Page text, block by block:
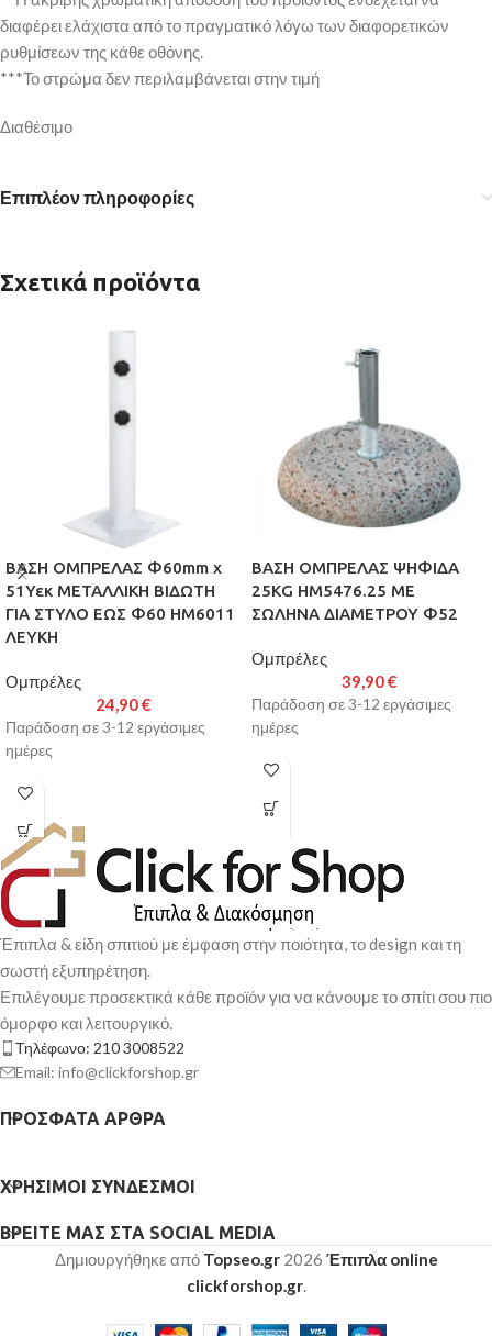
διαφέρει ελάχιστα από το πραγματικό λόγω των διαφορετικών
ρυθμίσεων της κάθε οθόνης.
***Το στρώμα δεν περιλαμβάνεται στην τιμή
Διαθέσιμο
Επιπλέον πληροφορίες
Σχετικά προϊόντα
ΒΑΣΗ ΟΜΠΡΕΛΑΣ Φ60mm x
51Υεκ ΜΕΤΑΛΛΙΚΗ ΒΙΔΩΤΗ
ΓΙΑ ΣΤΥΛΟ ΕΩΣ Φ60 HM6011
ΛΕΥΚΗ
Ομπρέλες
24,90€
Παράδοση σε 3-12 εργάσιμες
ημέρες
ΒΑΣΗ ΟΜΠΡΕΛΑΣ ΨΗΦΙΔΑ
25KG HM5476.25 ΜΕ
ΣΩΛΗΝΑ ΔΙΑΜΕΤΡΟΥ Φ52
Ομπρέλες
39,90€
Παράδοση σε 3-12 εργάσιμες
ημέρες
Έπιπλα & είδη σπιτιού με έμφαση στην ποιότητα, το design και τη
σωστή εξυπηρέτηση.
Επιλέγουμε προσεκτικά κάθε προϊόν για να κάνουμε το σπίτι σου πιο
όμορφο και λειτουργικό.
Τηλέφωνο: 210 3008522
Email: info@clickforshop.gr
ΠΡΌΣΦΑΤΑ ΆΡΘΡΑ
ΧΡΉΣΙΜΟΙ ΣΎΝΔΕΣΜΟΙ
ΒΡΕΊΤΕ ΜΑΣ ΣΤΑ SOCIAL MEDIA
Δημιουργήθηκε από Topseo.gr2026 Έπιπλα online
clickforshop.gr.